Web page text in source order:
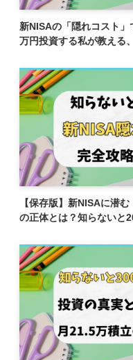
新NISAの「隠れコスト
万円投資する私が教える
【保存版】新NISAに潜
の正体とは？知らないと